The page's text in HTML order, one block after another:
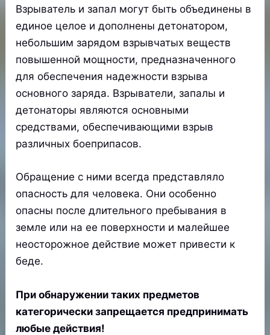
Взрыватель и запал могут быть объединены в
единое целое и дополнены детонатором,
небольшим зарядом взрывчатых веществ
повышенной мощности, предназначенного
для обеспечения надежности взрыва
основного заряда. Взрыватели, запалы и
детонаторы являются основными
средствами, обеспечивающими взрыв
различных боеприпасов.
Обращение с ними всегда представляло
опасность для человека. Они особенно
опасны после длительного пребывания в
земле или на ее поверхности и малейшее
неосторожное действие может привести к
беде.
При обнаружении таких предметов
категорически запрещается предпринимать
любые действия!